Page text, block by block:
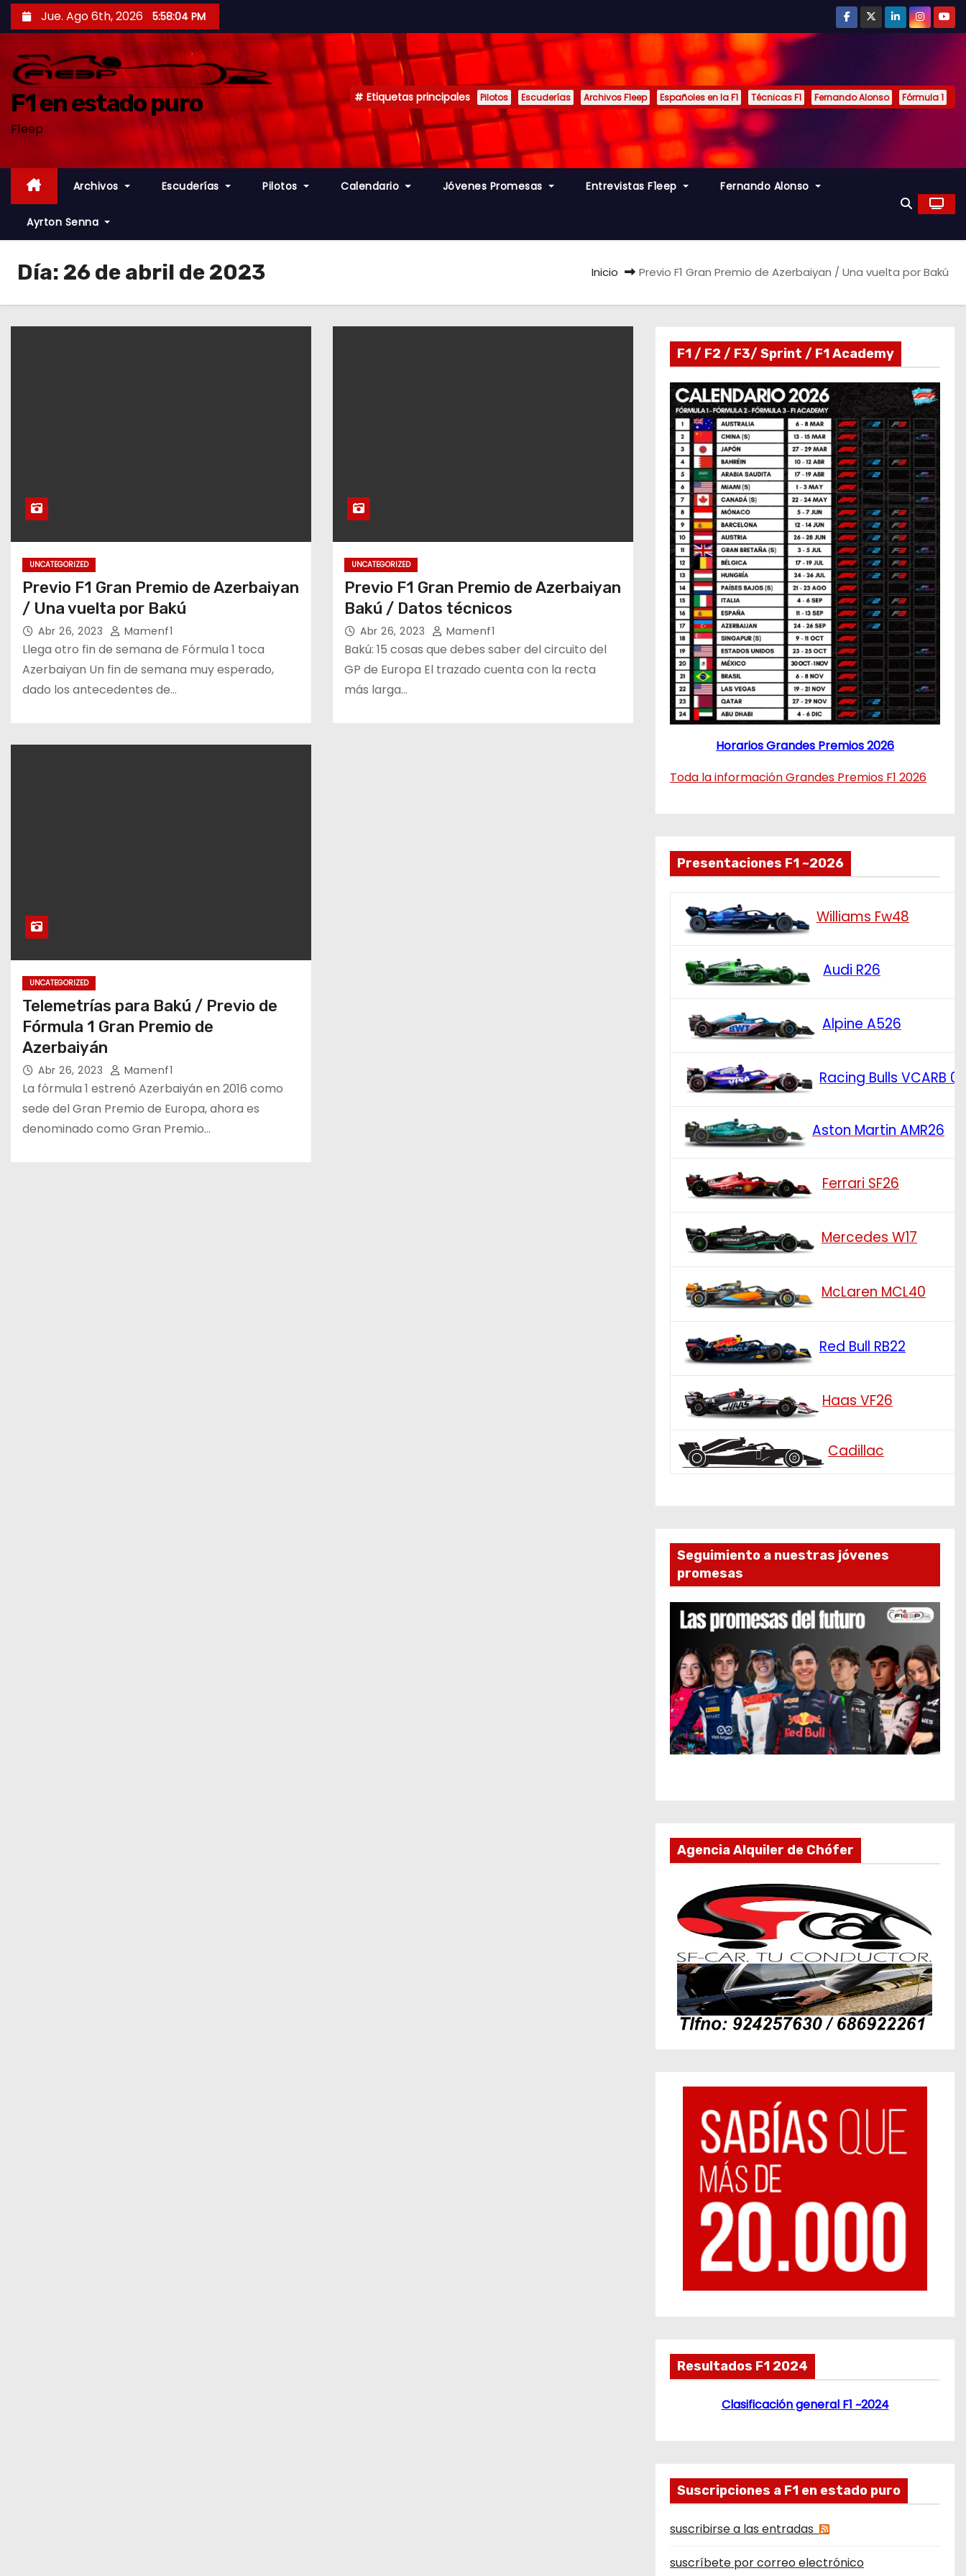
a
c
Jue. Ago 6th, 2026 5:58:05 PM
F1 en estado puro
F1eep
Etiquetas principales Pilotos Escuderías Archivos F1eep Españoles en la F1 Técnicas F1 Fernando Alonso Fórmula 1
Archivos Escuderías Pilotos Calendario Jóvenes Promesas Entrevistas F1eep Fernando Alonso
Ayrton Senna
Día: 26 de abril de 2023 Inicio Previo F1 Gran Premio de Azerbaiyan / Una vuelta por Bakú
UNCATEGORIZED
Previo F1 Gran Premio de Azerbaiyan
/ Una vuelta por Bakú
Abr 26, 2023 Mamenf1
Llega otro fin de semana de Fórmula 1 toca
Azerbaiyan Un fin de semana muy esperado,
dado los antecedentes de…
UNCATEGORIZED
Previo F1 Gran Premio de Azerbaiyan
Bakú / Datos técnicos
Abr 26, 2023 Mamenf1
Bakú: 15 cosas que debes saber del circuito del
GP de Europa El trazado cuenta con la recta
más larga…
UNCATEGORIZED
Telemetrías para Bakú / Previo de
Fórmula 1 Gran Premio de
Azerbaiyán
Abr 26, 2023 Mamenf1
La fórmula 1 estrenó Azerbaiyán en 2016 como
sede del Gran Premio de Europa, ahora es
denominado como Gran Premio…
F1 / F2 / F3/ Sprint / F1 Academy
Horarios Grandes Premios 2026
Toda la información Grandes Premios F1 2026
Presentaciones F1 ~2026
Williams Fw48
Audi R26
Alpine A526
Racing Bulls VCARB 03
Aston Martin AMR26
Ferrari SF26
Mercedes W17
McLaren MCL40
Red Bull RB22
Haas VF26
Cadillac
Seguimiento a nuestras jóvenes
promesas
Agencia Alquiler de Chófer
Resultados F1 2024
Clasificación general F1 ~2024
Suscripciones a F1 en estado puro
suscribirse a las entradas
suscríbete por correo electrónico